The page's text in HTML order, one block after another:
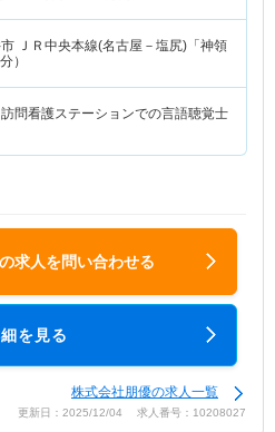
ＪＲ中央本線(名古屋－塩尻)「神領
）
訪問看護ステーションでの言語聴覚士
求人を問い合わせる
を見る
株式会社朋優の求人一覧
更新日：2025/12/04 求人番号：10208027